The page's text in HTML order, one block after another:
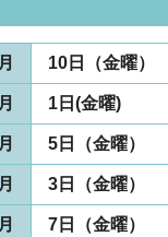
10日（金曜）
1日(金曜)
5日（金曜）
3日（金曜）
7日（金曜）